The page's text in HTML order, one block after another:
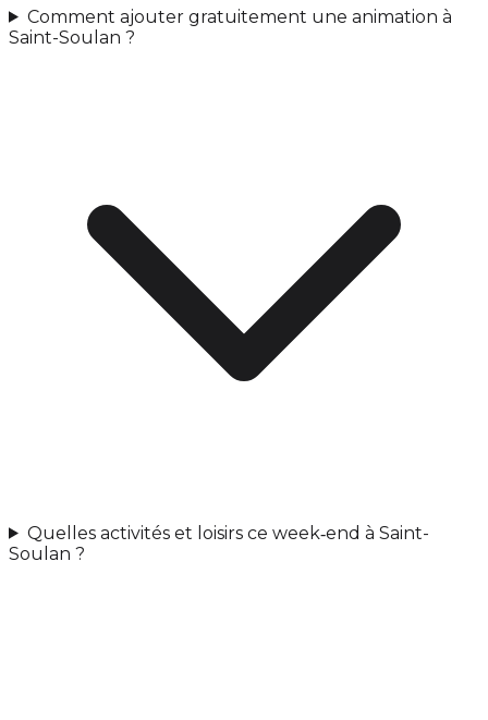
Comment ajouter gratuitement une animation à
Saint-Soulan ?
Quelles activités et loisirs ce week‑end à Saint-
Soulan ?